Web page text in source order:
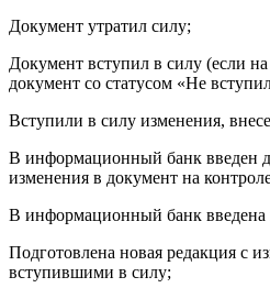
Документ утратил силу;
Документ вступил в силу (если на
документ со статусом «Не
Вступили в силу изменения,
В информационный банк введен
изменения в документ на
В информационный банк введена
Подготовлена новая редакция с
вступившими в силу;